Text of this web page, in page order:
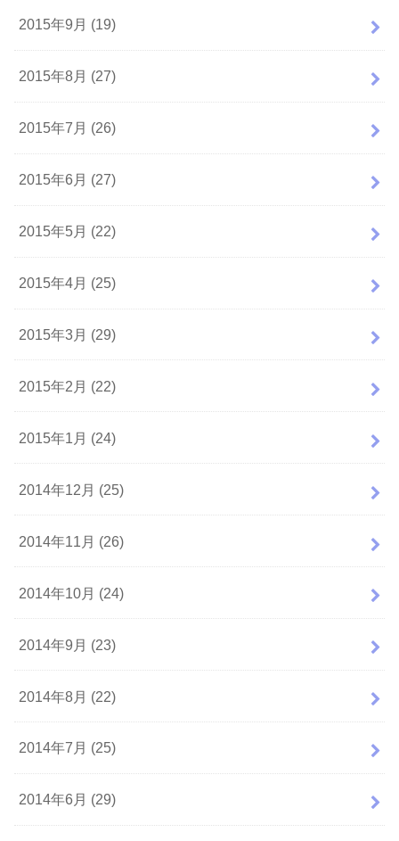
2015年9月 (19)
2015年8月 (27)
2015年7月 (26)
2015年6月 (27)
2015年5月 (22)
2015年4月 (25)
2015年3月 (29)
2015年2月 (22)
2015年1月 (24)
2014年12月 (25)
2014年11月 (26)
2014年10月 (24)
2014年9月 (23)
2014年8月 (22)
2014年7月 (25)
2014年6月 (29)